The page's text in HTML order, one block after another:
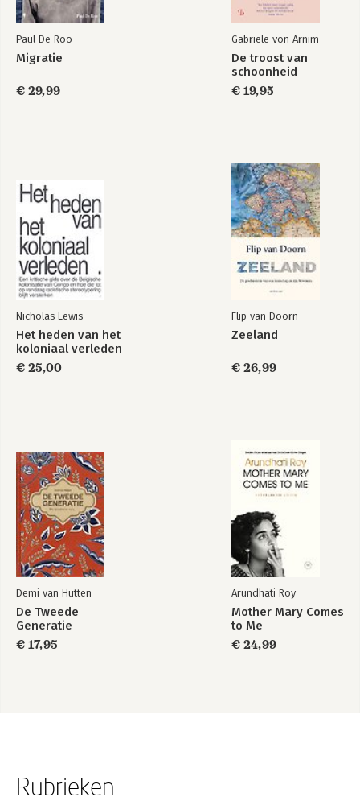
Paul De Roo
Migratie
€ 29,99
Gabriele von Arnim
De troost van
schoonheid
€ 19,95
Nicholas Lewis
Het heden van het
koloniaal verleden
€ 25,00
Flip van Doorn
Zeeland
€ 26,99
Demi van Hutten
De Tweede
Generatie
€ 17,95
Arundhati Roy
Mother Mary Comes
to Me
€ 24,99
Rubrieken